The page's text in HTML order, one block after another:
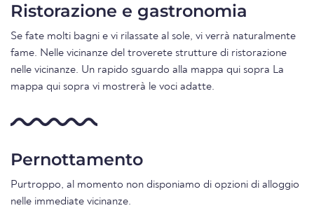
Ristorazione e gastronomia
Se fate molti bagni e vi rilassate al sole, vi verrà naturalmente
fame. Nelle vicinanze del troverete strutture di ristorazione
nelle vicinanze. Un rapido sguardo alla mappa qui sopra La
mappa qui sopra vi mostrerà le voci adatte.
Pernottamento
Purtroppo, al momento non disponiamo di opzioni di alloggio
nelle immediate vicinanze.